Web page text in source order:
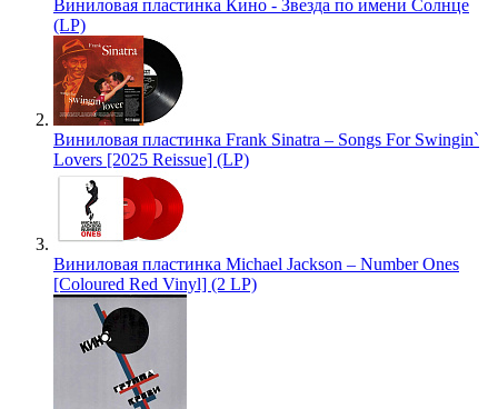
Виниловая пластинка Кино - Звезда по имени Солнце
(LP)
Виниловая пластинка Frank Sinatra – Songs For Swingin`
Lovers [2025 Reissue] (LP)
Виниловая пластинка Michael Jackson – Number Ones
[Coloured Red Vinyl] (2 LP)